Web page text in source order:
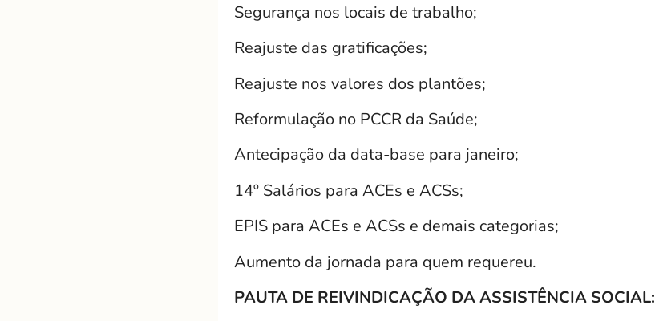
Segurança nos locais de trabalho;
Reajuste das gratificações;
Reajuste nos valores dos plantões;
Reformulação no PCCR da Saúde;
Antecipação da data-base para janeiro;
14º Salários para ACEs e ACSs;
EPIS para ACEs e ACSs e demais categorias;
Aumento da jornada para quem requereu.
PAUTA DE REIVINDICAÇÃO DA ASSISTÊNCIA SOCIAL: